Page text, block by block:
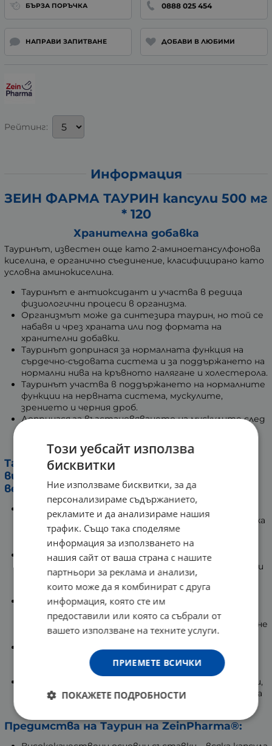
БЪРЗА ПОРЪЧКА 0888 025 454
НАПРАВИ ЗАПИТВАНЕ ДОБАВИ В ЛЮБИМИ
Рейтинг:
Информация
ЗЕИН ФАРМА ТАУРИН капсули 500 мг
* 120
Хранителна добавка
Тауринът, известен още като 2-аминоетансулфонова
киселина, е органично съединение, класифицирано като
условна аминокиселина.
Тауринът е антиоксидант и участва в редица
физиологични процеси в организма.
Организмът може да синтезира таурин, но той се
набавя и чрез храната или под формата на
хранителни добавки.
Тауринът допринася за нормалната функция на
сърдечно-съдовата система и за поддържането на
нормални нива на кръвното налягане и холестерола.
Тауринът участва в поддържането на нормалните
функции на нервната система, мускулите,
зрението и черния дроб.
Допринася за възстановяването на мускулите след
физическо натоварване и подпомага физическата
издръжливост.
Таурин на ZeinPharma®: е
висококачествена хранителна добавка с
веган формула:
Всяка капсула съдържа чист и лабораторно
тестван Таурин от растителен произход с висока
бионаличност, което допринася за добрата му
абсорбция и поносимост от организма.
Приемът на продукта подпомага
възстановяването на мускулите след тренировки
и допринася за тяхната нормална функция и
издръжливост.
Допринася за поддържането на нормалната
функция на сърдечно-съдовата система и за
поддържане на нормални нива на кръвното налягане
и холестерола.
Подпомага нормалната функция на нервната
система и допринася за нормалната когнитивна
функция, памет и концентрация.
Продуктът е подходящ за вегани и вегетарианци,
за умерено и активно спортуващи, както и за хора
Предимства на Таурин на ZeinPharma®:
Този уебсайт използва
бисквитки
Ние използваме бисквитки, за да
персонализираме съдържанието,
рекламите и да анализираме нашия
трафик. Също така споделяме
информация за използването на
нашия сайт от ваша страна с нашите
партньори за реклама и анализи,
които може да я комбинират с друга
информация, която сте им
предоставили или която са събрали от
вашето използване на техните услуги.
ПРИЕМЕТЕ ВСИЧКИ
ПОКАЖЕТЕ ПОДРОБНОСТИ